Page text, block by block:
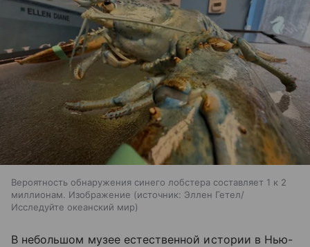
Вероятность обнаружения синего лобстера составляет 1 к 2
миллионам. Изображение
источник: Эллен Гетел/
Исследуйте океанский мир
В небольшом музее естественной истории в Нью-